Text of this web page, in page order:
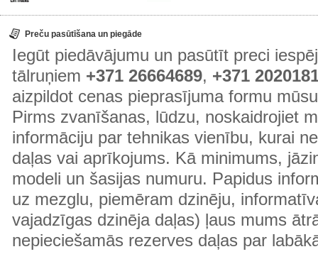
Preču pasūtīšana un piegāde
Iegūt piedāvājumu un pasūtīt preci
tālruņiem +371 26664689, +371
aizpildot cenas pieprasījuma formu
Pirms zvanīšanas, lūdzu, noskaidrojiet
informāciju par tehnikas vienību, kurai
daļas vai aprīkojums. Kā minimums,
modeli un šasijas numuru. Papidus
uz mezglu, piemēram dzinēju,
vajadzīgas dzinēja daļas) ļaus mums
nepieciešamās rezerves daļas par